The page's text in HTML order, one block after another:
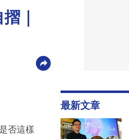
｜
否這樣
最新文章